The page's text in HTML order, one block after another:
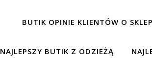
BUTIK OPINIE KLIENTÓW O
NAJLEPSZY BUTIK Z ODZIEŻĄ